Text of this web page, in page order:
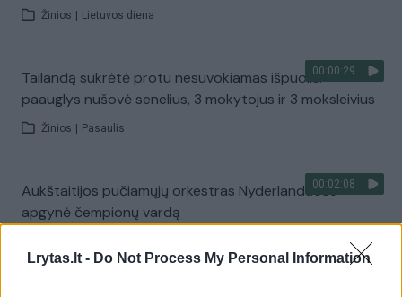
Lrytas.lt - Do Not Process My Personal Information
Žinios Lietuvos diena
00:00:29
Tailandą sukrėtė protu nesuvokiamas išpuolis:
paauglys nušovė senelius, 3 mokytojus ir 3 moksleivius
Žinios Pasaulis
00:02:08
Aukštaitijos pučiamųjų orkestras Nyderlanduose
apgynė čempionų vardą